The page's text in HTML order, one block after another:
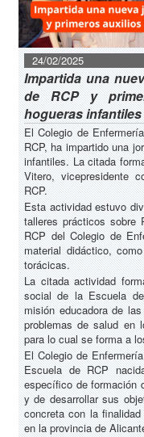
24/02/2025
Impartida una
de RCP y
hogueras infantiles
El Colegio de
RCP, ha impartido una
infantiles. La citada
Vitero, vicepresidente
RCP.
Esta actividad estuvo
talleres prácticos sobre
RCP del Colegio de
material didáctico,
torácicas.
La citada actividad
social de la Escuela
misión educadora de
problemas de salud en
para lo cual se forma a
El Colegio de
Escuela de RCP
específico de formación
y de desarrollar sus
concreta con la
en la provincia de